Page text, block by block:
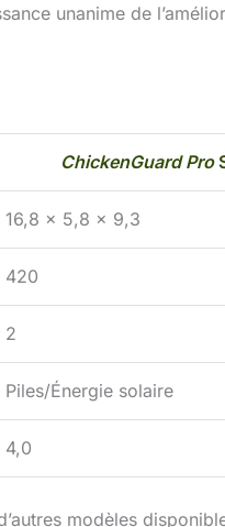
unanime de
ChickenGuard Pro
16,8 x 5,8 x 9,3
420
2
Piles/Énergie solaire
4,0
modèles